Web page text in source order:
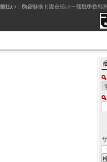
ジ
前払い：クレジットカード（一括払い）
後払い：代金引換（現金払い・代引手数料
前払い：PayPay